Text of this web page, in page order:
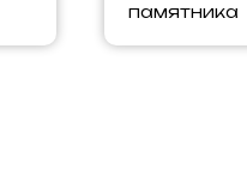
памятника